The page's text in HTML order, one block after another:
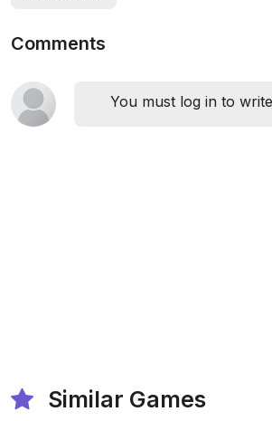
Comments
You must log in to
Similar Games